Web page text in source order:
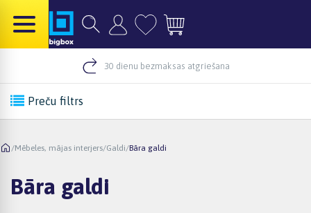
30 dienu bezmaksas atgriešana
Preču filtrs
/Mēbeles, mājas interjers/Galdi/Bāra galdi
Bāra galdi